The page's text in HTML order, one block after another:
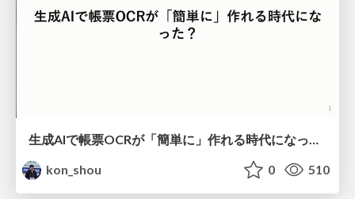
生成AIで帳票OCRが「簡単に」作れる時代になった？
kon_shou
0 510